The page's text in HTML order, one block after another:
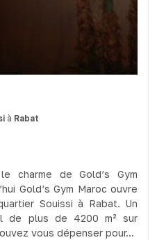
à Rabat
charme de Gold’s Gym
Gold’s Gym Maroc ouvre
Souissi à Rabat. Un
de plus de 4200 m² sur
vous dépenser pour...